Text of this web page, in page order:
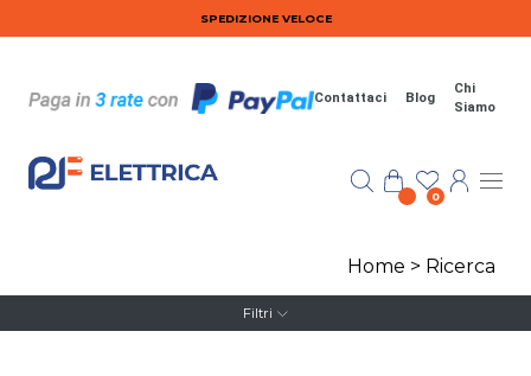
Salta al contenuto principaleSPEDIZIONE VELOCE
Contattaci Blog
Chi
Siamo
0
Home > Ricerca
Filtri